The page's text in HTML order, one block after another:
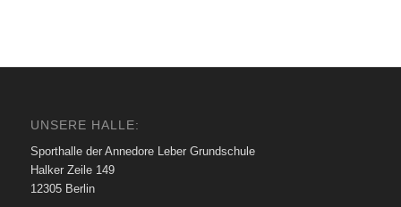
UNSERE HALLE:
Sporthalle der Annedore Leber Grundschule
Halker Zeile 149
12305 Berlin